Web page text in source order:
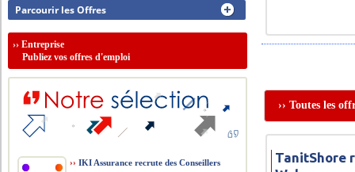
›› Toutes les
TanitShore
Parcourir les Offres
››Entreprise
Publiez vos offres d'emploi
›› IKI Assurance recrute des Conseillers